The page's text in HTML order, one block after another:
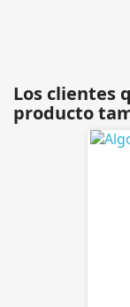
Los clientes
producto